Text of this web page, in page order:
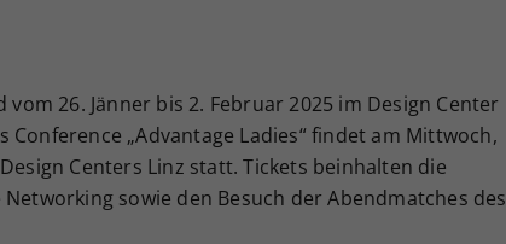
26. Jänner bis 2. Februar 2025 im Design Center
Conference „Advantage Ladies“ findet am Mittwoch,
Centers Linz statt. Tickets beinhalten die
sowie den Besuch der Abendmatches des